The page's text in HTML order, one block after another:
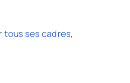
ses cadres,